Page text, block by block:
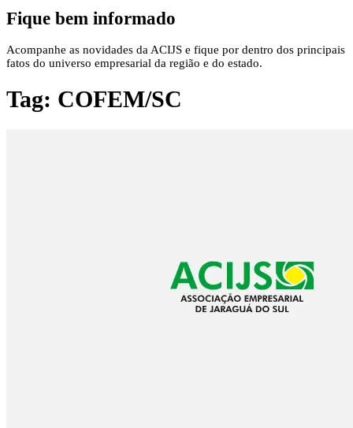
Fique bem informado
Acompanhe as novidades da ACIJS e fique por dentro dos principais
fatos do universo empresarial da região e do estado.
Tag: COFEM/SC